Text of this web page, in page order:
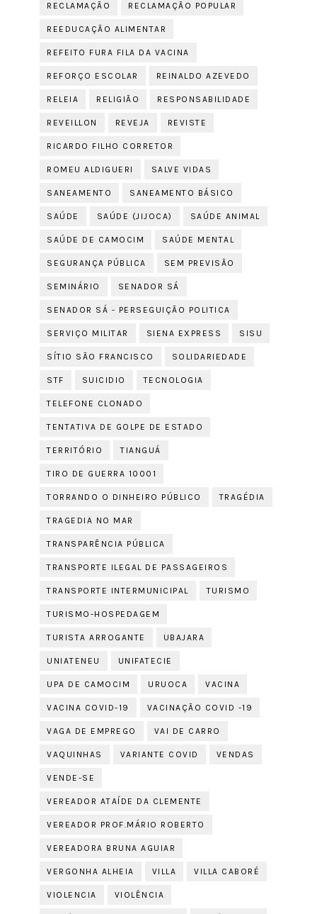
RECLAMAÇÃO RECLAMAÇÃO POPULAR
REEDUCAÇÃO ALIMENTAR
REFEITO FURA FILA DA VACINA
REFORÇO ESCOLAR REINALDO AZEVEDO
RELEIA RELIGIÃO RESPONSABILIDADE
REVEILLON REVEJA REVISTE
RICARDO FILHO CORRETOR
ROMEU ALDIGUERI SALVE VIDAS
SANEAMENTO SANEAMENTO BÁSICO
SAÚDE SAÚDE (JIJOCA) SAÚDE ANIMAL
SAÚDE DE CAMOCIM SAÚDE MENTAL
SEGURANÇA PÚBLICA SEM PREVISÃO
SEMINÁRIO SENADOR SÁ
SENADOR SÁ - PERSEGUIÇÃO POLITICA
SERVIÇO MILITAR SIENA EXPRESS SISU
SÍTIO SÃO FRANCISCO SOLIDARIEDADE
STF SUICIDIO TECNOLOGIA
TELEFONE CLONADO
TENTATIVA DE GOLPE DE ESTADO
TERRITÓRIO TIANGUÁ
TIRO DE GUERRA 10001
TORRANDO O DINHEIRO PÚBLICO TRAGÉDIA
TRAGEDIA NO MAR
TRANSPARÊNCIA PÚBLICA
TRANSPORTE ILEGAL DE PASSAGEIROS
TRANSPORTE INTERMUNICIPAL TURISMO
TURISMO-HOSPEDAGEM
TURISTA ARROGANTE UBAJARA
UNIATENEU UNIFATECIE
UPA DE CAMOCIM URUOCA VACINA
VACINA COVID-19 VACINAÇÃO COVID -19
VAGA DE EMPREGO VAI DE CARRO
VAQUINHAS VARIANTE COVID VENDAS
VENDE-SE
VEREADOR ATAÍDE DA CLEMENTE
VEREADOR PROF.MÁRIO ROBERTO
VEREADORA BRUNA AGUIAR
VERGONHA ALHEIA VILLA VILLA CABORÉ
VIOLENCIA VIOLÊNCIA